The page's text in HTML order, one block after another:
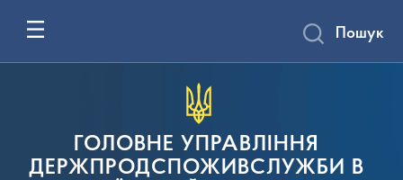
ГОЛОВНЕ УПРАВЛІННЯ
ДЕРЖПРОДСПОЖИВСЛУЖБИ В
Пошук